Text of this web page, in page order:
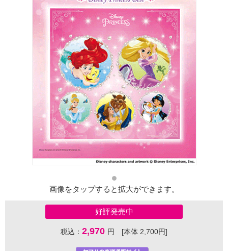
画像をタップすると拡大ができます。
好評発売中
税込： 2,970 円 [本体 2,700円]